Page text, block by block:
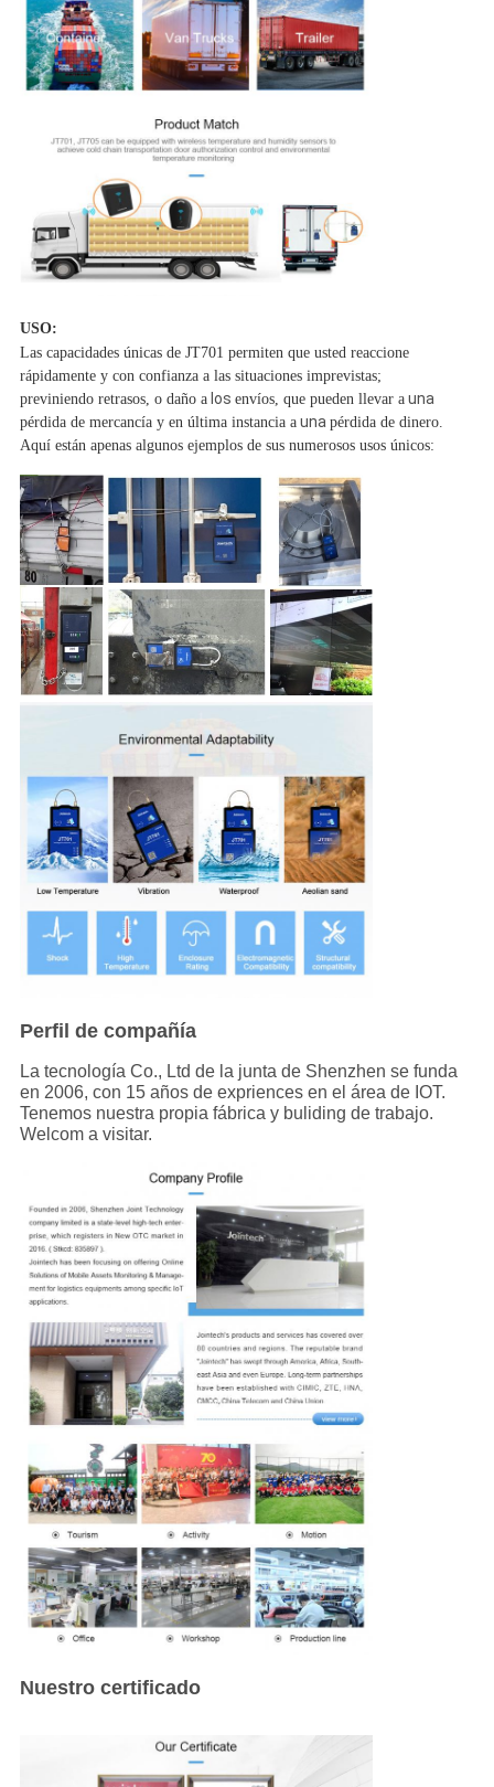
USO:
Las capacidades únicas de JT701 permiten que usted reaccione
rápidamente y con confianza a las situaciones imprevistas;
previniendo retrasos, o daño alos envíos, que pueden llevar auna
pérdida de mercancía y en última instancia auna pérdida de dinero.
Aquí están apenas algunos ejemplos de sus numerosos usos únicos:
Perfil de compañía
La tecnología Co., Ltd de la junta de Shenzhen se funda
en 2006, con 15 años de expriences en el área de IOT.
Tenemos nuestra propia fábrica y buliding de trabajo.
Welcom a visitar.
Nuestro certificado